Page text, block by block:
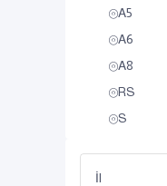
A5
A6
A8
RS
S
İl